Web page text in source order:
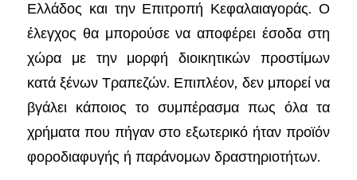
Ελλάδος και την Επιτροπή Κεφαλαιαγοράς. Ο
έλεγχος θα μπορούσε να αποφέρει έσοδα στη
χώρα με την μορφή διοικητικών προστίμων
κατά ξένων Τραπεζών. Επιπλέον, δεν μπορεί να
βγάλει κάποιος το συμπέρασμα πως όλα τα
χρήματα που πήγαν στο εξωτερικό ήταν προϊόν
φοροδιαφυγής ή παράνομων δραστηριοτήτων.